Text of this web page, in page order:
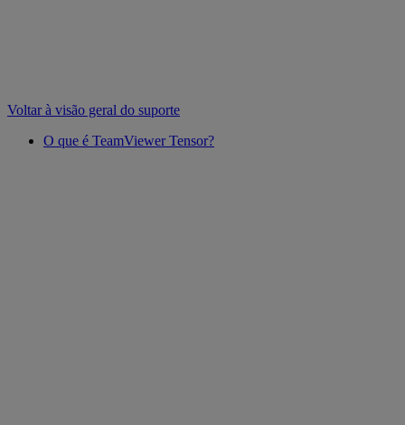
Voltar à visão geral do suporte
O que é TeamViewer Tensor?